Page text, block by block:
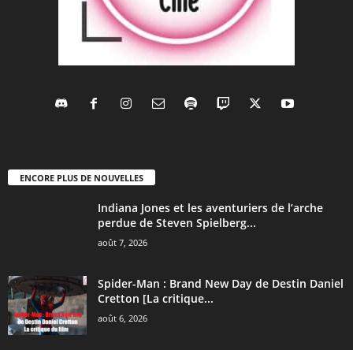
ENCORE PLUS DE NOUVELLES
Indiana Jones et les aventuriers de l’arche
perdue de Steven Spielberg...
août 7, 2026
Spider-Man : Brand New Day de Destin Daniel
Cretton [La critique...
août 6, 2026